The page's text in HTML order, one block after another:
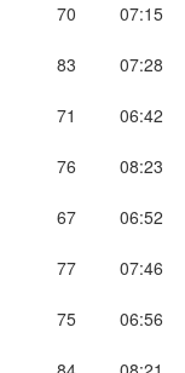
70
07:15
83
07:28
71
06:42
76
08:23
67
06:52
77
07:46
75
06:56